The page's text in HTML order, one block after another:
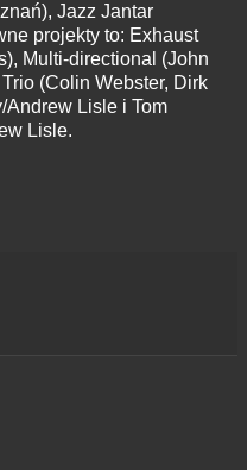
Jazz Jantar
projekty to: Exhaust
Multi-directional (John
(Colin Webster, Dirk
Andrew Lisle i Tom
Lisle.